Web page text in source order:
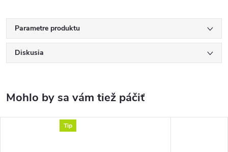
Parametre produktu
Diskusia
Tip